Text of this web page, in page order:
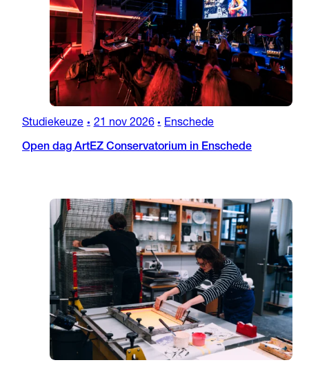
Studiekeuze • 21 nov 2026 • Enschede
Open dag ArtEZ Conservatorium in Enschede